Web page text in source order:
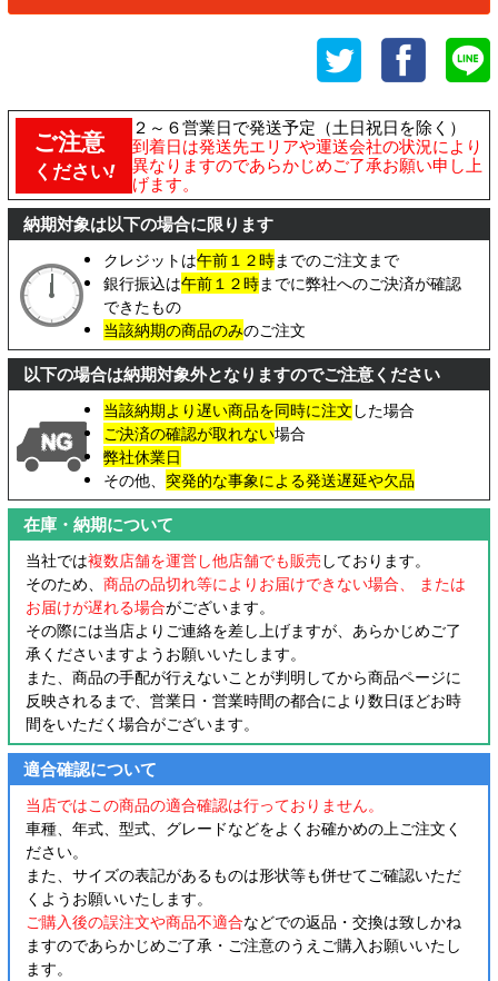
ご注意
ください!
２～６営業日で発送予定（土日祝日を除く）
到着日は発送先エリアや運送会社の状況により
異なりますのであらかじめご了承お願い申し上
げます。
納期対象は以下の場合に限ります
クレジットは午前１２時までのご注文まで
銀行振込は午前１２時までに弊社へのご決済が確認
できたもの
当該納期の商品のみのご注文
以下の場合は納期対象外となりますのでご注意ください
当該納期より遅い商品を同時に注文 した場合
ご決済の確認が取れない場合
弊社休業日
その他、 突発的な事象による発送遅延や欠品
在庫・納期について
当社では複数店舗を運営し他店舗でも販売 しております。
そのため、 商品の品切れ等によりお届けできない場合、 または
お届けが遅れる場合がございます。
その際には当店よりご連絡を差し上げますが、あらかじめご了
承くださいますようお願いいたします。
また、商品の手配が行えないことが判明してから商品ページに
反映されるまで、営業日・営業時間の都合により数日ほどお時
間をいただく場合がございます。
適合確認について
当店ではこの商品の適合確認は行っておりません。
車種、年式、型式、グレードなどをよくお確かめの上ご注文く
ださい。
また、サイズの表記があるものは形状等も併せてご確認いただ
くようお願いいたします。
ご購入後の誤注文や商品不適合などでの返品・交換は致しかね
ますのであらかじめご了承・ご注意のうえご購入お願いいたし
ます。